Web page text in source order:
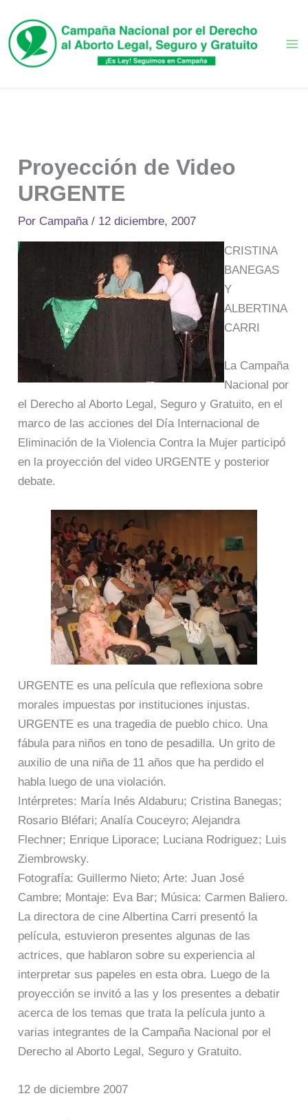
contenido
Proyección de Video
URGENTE
Por Campaña/ 12 diciembre, 2007
CRISTINA
BANEGAS
Y
ALBERTINA
CARRI
La Campaña
Nacional por
el Derecho al Aborto Legal, Seguro y Gratuito, en el
marco de las acciones del Día Internacional de
Eliminación de la Violencia Contra la Mujer participó
en la proyección del video URGENTE y posterior
debate.
URGENTE es una película que reflexiona sobre
morales impuestas por instituciones injustas.
URGENTE es una tragedia de pueblo chico. Una
fábula para niños en tono de pesadilla. Un grito de
auxilio de una niña de 11 años que ha perdido el
habla luego de una violación.
Intérpretes: María Inés Aldaburu; Cristina Banegas;
Rosario Bléfari; Analía Couceyro; Alejandra
Flechner; Enrique Liporace; Luciana Rodriguez; Luis
Ziembrowsky.
Fotografía: Guillermo Nieto; Arte: Juan José
Cambre; Montaje: Eva Bar; Música: Carmen Baliero.
La directora de cine Albertina Carri presentó la
película, estuvieron presentes algunas de las
actrices, que hablaron sobre su experiencia al
interpretar sus papeles en esta obra. Luego de la
proyección se invitó a las y los presentes a debatir
acerca de los temas que trata la película junto a
varias integrantes de la Campaña Nacional por el
Derecho al Aborto Legal, Seguro y Gratuito.
12 de diciembre 2007